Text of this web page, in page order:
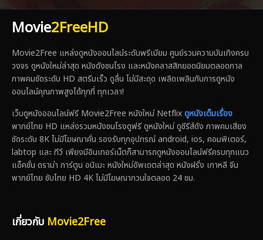
Movie2FreeHD
Movie2Free แหล่งดูหนังออนไลน์ระดับพรีเมียม ศูนย์รวมความบันเทิงครบ
วงจร ดูหนังใหม่ล่าสุด หนังดังชนโรง และหนังคลาสสิกยอดนิยมตลอดกาล
ภาพคมชัดระดับ HD สตรีมเร็ว ดูลื่น ไม่มีสะดุด เพลิดเพลินกับการดูหนัง
ออนไลน์คุณภาพสูงได้ทุกที่ ทุกเวลา!
เว็บดูหนังออนไลน์ฟรี Movie2Free หนังใหม่ Netflixดูหนังเต็มเรื่อง
พากย์ไทย HD แหล่งรวมหนังชนโรงดูฟรี ดูหนังใหม่ ดูซีรีส์ดัง ภาพคมเสียง
ชัดระดับ 8K ไม่มีโฆษณาคั่น รองรับทุกอุปกรณ์ android, ios, คอมพิเตอร์,
labtop และ ทีวี เพียงมีอินเทอร์เน็ตก็สามารถดูหนังออนไลน์ฟรีครบทุกแนว
แอ็คชั่น ดราม่า การ์ตูน อนิเมะ หนังใหม่อัพเดตล่าสุด หนังฝรั่ง เกาหลี จีน
พากย์ไทย ซับไทย HD 4K ไม่มีโฆษณากวนใจตลอด 24 ชม.
เกี่ยวกับ Movie2Free